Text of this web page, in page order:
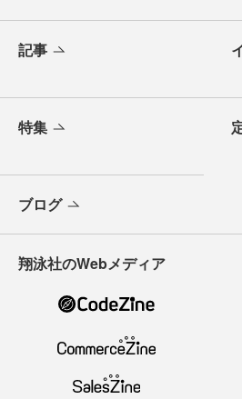
記事
特集
ブログ
翔泳社のWebメディア